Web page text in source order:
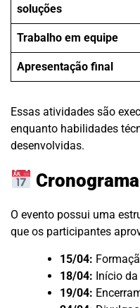
soluções
Trabalho em equipe
Apresentação final
Essas atividades são
enquanto habilidades
desenvolvidas.
O evento possui uma
que os participantes
15/04:
18/04: Início
19/04: